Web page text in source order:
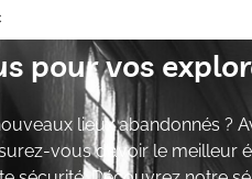
pour vos
lieux abandonnés ?
vous d’avoir le meilleur